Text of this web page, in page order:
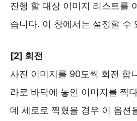
진행 할 대상 이미지 리스트를
습니다. 이 창에서는 설정할 수
[2] 회전
사진 이미지를 90도씩 회전 합
라로 바닥에 놓인 이미지를 찍
데 세로로 찍혔을 경우 이 옵션